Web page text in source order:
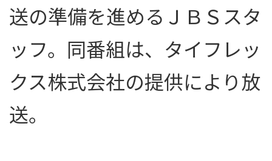
送の準備を進めるＪＢＳスタ
ッフ。同番組は、タイフレッ
クス株式会社の提供により放
送。